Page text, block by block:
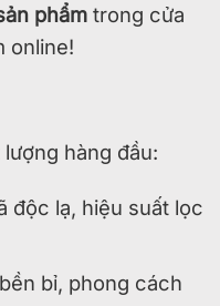
phẩmtrong cửa
online!
hàng đầu:
độc lạ, hiệu suất lọc
bỉ, phong cách